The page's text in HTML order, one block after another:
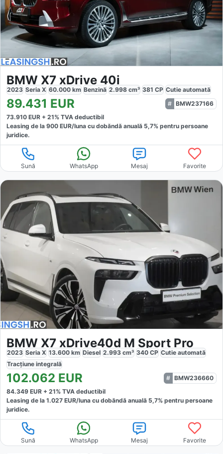
BMW X7 xDrive 40i
2023 Seria X 60.000 km Benzină 2.998 cm³ 381 CP Cutie automată
89.431 EUR
BMW237166
73.910 EUR + 21% TVA deductibil
Leasing de la 900 EUR/luna cu dobăndă anuală 5,7% pentru persoane
juridice.
Sună WhatsApp Mesaj Favorite
BMW X7 xDrive40d M Sport Pro
2023 Seria X 13.600 km Diesel 2.993 cm³ 340 CP Cutie automată
Tracțiune integrală
102.062 EUR
BMW236660
84.349 EUR + 21% TVA deductibil
Leasing de la 1.027 EUR/luna cu dobăndă anuală 5,7% pentru persoane
juridice.
Sună WhatsApp Mesaj Favorite